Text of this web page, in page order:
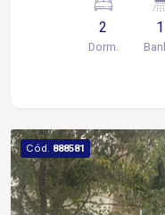
Localizado no
região residencial
Sorocaba, com
2
Dorm.
1
Cód. 888581